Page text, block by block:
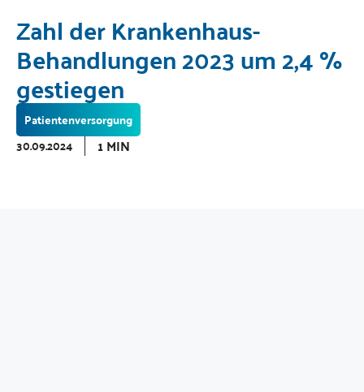
Zahl der Krankenhaus-
Behandlungen 2023 um 2,4 %
gestiegen
Patientenversorgung
30.09.2024
1 MIN